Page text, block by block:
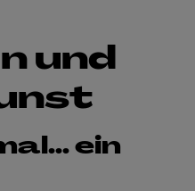
und
ein